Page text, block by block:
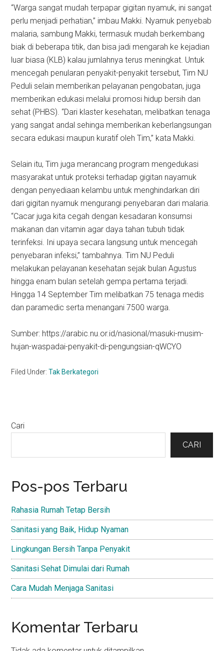
“Warga sangat mudah terpapar gigitan nyamuk, ini sangat
perlu menjadi perhatian,” imbau Makki. Nyamuk penyebab
malaria, sambung Makki, termasuk mudah berkembang
biak di beberapa titik, dan bisa jadi mengarah ke kejadian
luar biasa (KLB) kalau jumlahnya terus meningkat. Untuk
mencegah penularan penyakit-penyakit tersebut, Tim NU
Peduli selain memberikan pelayanan pengobatan, juga
memberikan edukasi melalui promosi hidup bersih dan
sehat (PHBS). “Dari klaster kesehatan, melibatkan tenaga
yang sangat andal sehinga memberikan keberlangsungan
secara edukasi maupun kuratif oleh Tim,” kata Makki.
Selain itu, Tim juga merancang program mengedukasi
masyarakat untuk proteksi terhadap gigitan nayamuk
dengan penyediaan kelambu untuk menghindarkan diri
dari gigitan nyamuk mengurangi penyebaran dari malaria.
“Cacar juga kita cegah dengan kesadaran konsumsi
makanan dan vitamin agar daya tahan tubuh tidak
terinfeksi. Ini upaya secara langsung untuk mencegah
penyebaran infeksi,” tambahnya. Tim NU Peduli
melakukan pelayanan kesehatan sejak bulan Agustus
hingga enam bulan setelah gempa pertama terjadi.
Hingga 14 September Tim melibatkan 75 tenaga medis
dan paramedic serta menangani 7500 warga.
Sumber: https://arabic.nu.or.id/nasional/masuki-musim-
hujan-waspadai-penyakit-di-pengungsian-qWCYO
Filed Under:Tak Berkategori
Primary
Cari
CARI
Pos-pos Terbaru
Rahasia Rumah Tetap Bersih
Sanitasi yang Baik, Hidup Nyaman
Lingkungan Bersih Tanpa Penyakit
Sanitasi Sehat Dimulai dari Rumah
Cara Mudah Menjaga Sanitasi
Komentar Terbaru